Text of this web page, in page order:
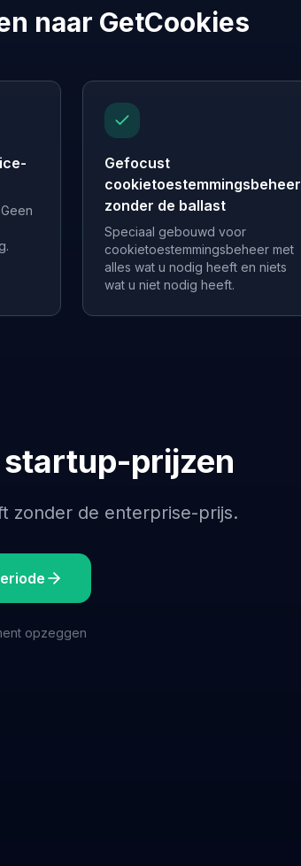
naar GetCookies
Gefocust
cookietoestemmingsbeheer
zonder de ballast
Speciaal gebouwd voor
cookietoestemmingsbeheer met
alles wat u nodig heeft en niets
wat u niet nodig heeft.
prijzen
zonder de enterprise-prijs.
opzeggen